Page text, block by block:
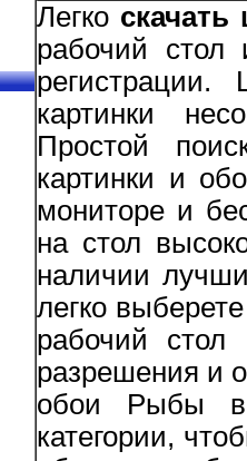
Легко
рабочий стол
картинки
Простой
картинки и
мониторе и
на стол
наличии
легко
рабочий стол
разрешения и
обои Рыбы в
категории,